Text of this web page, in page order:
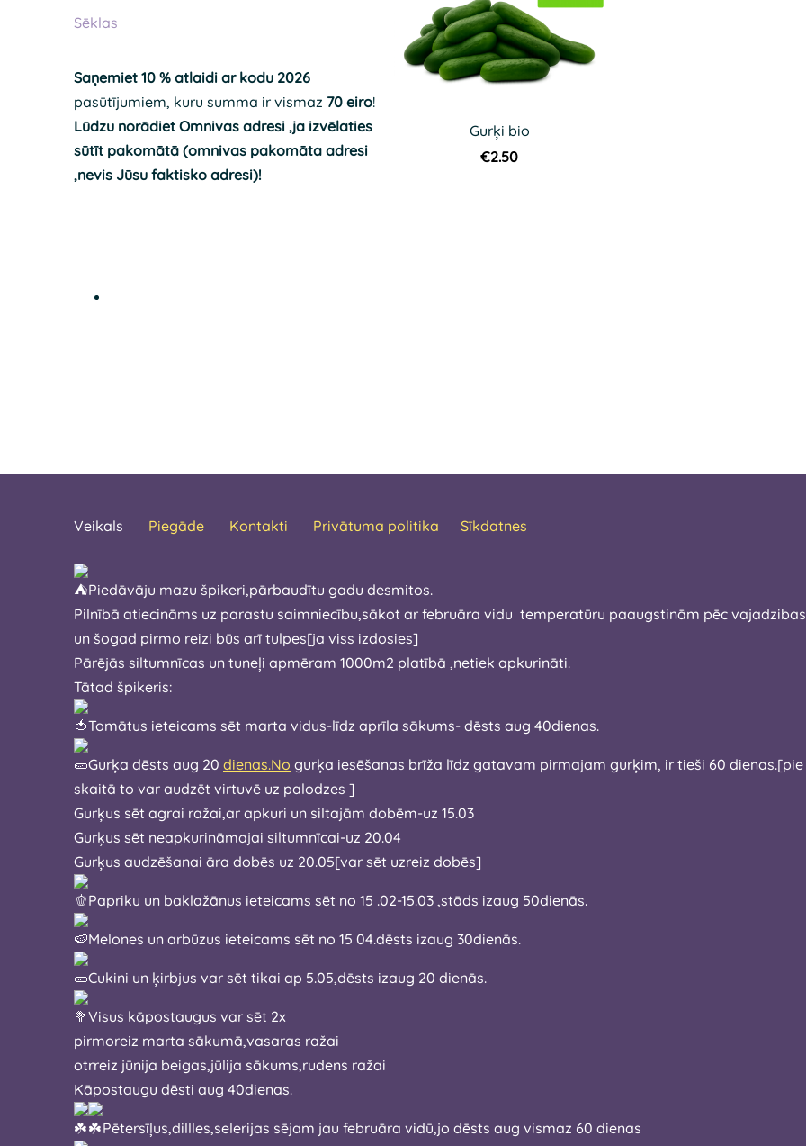
Sēklas
Saņemiet 10 % atlaidi ar kodu 2026
pasūtījumiem, kuru summa ir vismaz 70 eiro!
Lūdzu norādiet Omnivas adresi ,ja izvēlaties
sūtīt pakomātā (omnivas pakomāta adresi
,nevis Jūsu faktisko adresi)!
Gurķi bio
€2.50
Veikals Piegāde Kontakti Privātuma politika Sīkdatnes
Piedāvāju mazu špikeri,pārbaudītu gadu desmitos.
Pilnībā atiecināms uz parastu saimniecību,sākot ar februāra vidu temperatūru paaugstinām pēc
un šogad pirmo reizi būs arī tulpes[ja viss izdosies]
Pārējās siltumnīcas un tuneļi apmēram 1000m2 platībā ,netiek apkurināti.
Tātad špikeris:
Tomātus ieteicams sēt marta vidus-līdz aprīla sākums- dēsts aug 40dienas.
Gurķa dēsts aug 20 dienas.No gurķa iesēšanas brīža līdz gatavam pirmajam gurķim, ir tieši 60 dienas.[pie diezgan pieticīgiem apstākļiem ,tai
skaitā to var audzēt virtuvē uz palodzes ]
Gurķus sēt agrai ražai,ar apkuri un siltajām dobēm-uz 15.03
Gurķus sēt neapkurināmajai siltumnīcai-uz 20.04
Gurķus audzēšanai āra dobēs uz 20.05[var sēt uzreiz dobēs]
Papriku un baklažānus ieteicams sēt no 15 .02-15.03 ,stāds izaug 50dienās.
Melones un arbūzus ieteicams sēt no 15 04.dēsts izaug 30dienās.
Cukini un ķirbjus var sēt tikai ap 5.05,dēsts izaug 20 dienās.
Visus kāpostaugus var sēt 2x
pirmoreiz marta sākumā,vasaras ražai
otrreiz jūnija beigas,jūlija sākums,rudens ražai
Kāpostaugu dēsti aug 40dienas.
Pētersīļus,dillles,selerijas sējam jau februāra vidū,jo dēsts aug vismaz 60 dienas